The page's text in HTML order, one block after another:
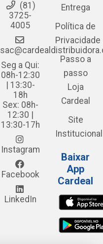
(81)
3725-
4005
Seg a Qui:
08h-12:30
| 13:30-
18h
Sex: 08h-
12:30 |
13:30-17h
Instagram
Facebook
LinkedIn
Entrega
Política de
Privacidade
Passo a
passo
Loja
Cardeal
Site
Institucional
Baixar
App
Cardeal